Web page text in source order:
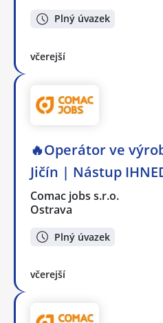
Plný úvazek
včerejší
🔥Operátor ve
Jičín | Nástup
Comac jobs s.r.o.
Ostrava
Plný úvazek
včerejší